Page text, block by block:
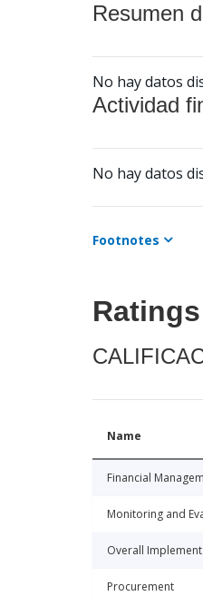
Resumen
No hay datos
Actividad
No hay datos
Footnotes
Ratings
Name
Financial
Monitoring and
Overall
Procurement